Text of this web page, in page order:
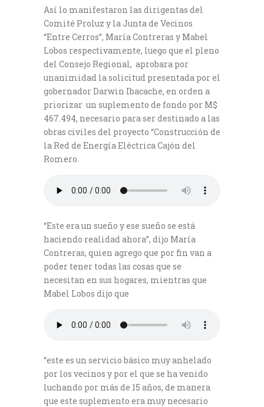
Así lo manifestaron las dirigentas del
Comité Proluz y la Junta de Vecinos
“Entre Cerros”, María Contreras y Mabel
Lobos respectivamente, luego que el pleno
del Consejo Regional, aprobara por
unanimidad la solicitud presentada por el
gobernador Darwin Ibacache, en orden a
priorizar un suplemento de fondo por M$
467.494, necesario para ser destinado a las
obras civiles del proyecto “Construcción de
la Red de Energía Eléctrica Cajón del
Romero.
“Este era un sueño y ese sueño se está
haciendo realidad ahora”, dijo María
Contreras, quien agrego que por fin van a
poder tener todas las cosas que se
necesitan en sus hogares, mientras que
Mabel Lobos dijo que
“este es un servicio básico muy anhelado
por los vecinos y por el que se ha venido
luchando por más de 15 años, de manera
que este suplemento era muy necesario